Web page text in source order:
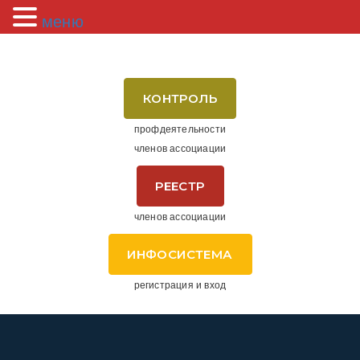
КОНТРОЛЬ
профдеятельности
членов ассоциации
РЕЕСТР
членов ассоциации
ИНФОСИСТЕМА
регистрация и вход
меню